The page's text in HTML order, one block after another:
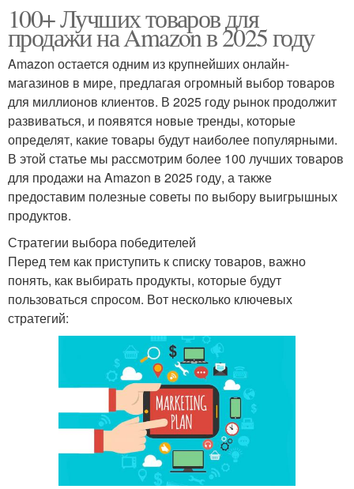
100+ Лучших товаров для
продажи на Amazon в 2025 году
Amazon остается одним из крупнейших онлайн-
магазинов в мире, предлагая огромный выбор товаров
для миллионов клиентов. В 2025 году рынок продолжит
развиваться, и появятся новые тренды, которые
определят, какие товары будут наиболее популярными.
В этой статье мы рассмотрим более 100 лучших товаров
для продажи на Amazon в 2025 году, а также
предоставим полезные советы по выбору выигрышных
продуктов.
Стратегии выбора победителей
Перед тем как приступить к списку товаров, важно
понять, как выбирать продукты, которые будут
пользоваться спросом. Вот несколько ключевых
стратегий: